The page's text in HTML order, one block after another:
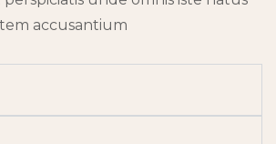
accusantium